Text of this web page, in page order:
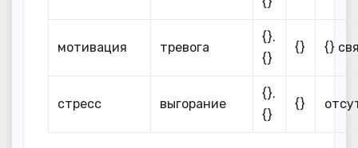
мотивация тревога
{}.
{}
{} {}
стресс выгорание
{}.
{}
{}